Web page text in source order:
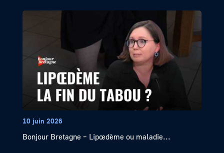
10 juin 2026
Bonjour Bretagne – Lipœdème ou maladie...